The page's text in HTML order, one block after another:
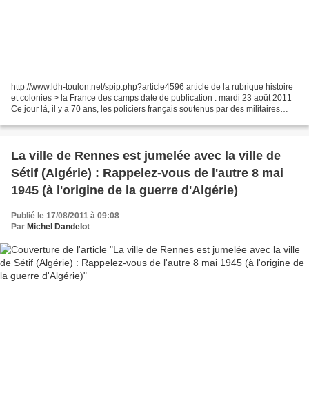
http://www.ldh-toulon.net/spip.php?article4596 article de la rubrique histoire
et colonies > la France des camps date de publication : mardi 23 août 2011
Ce jour là, il y a 70 ans, les policiers français soutenus par des militaires
La ville de Rennes est jumelée avec la ville de
Sétif (Algérie) : Rappelez-vous de l'autre 8 mai
1945 (à l'origine de la guerre d'Algérie)
Publié le 17/08/2011 à 09:08
Par Michel Dandelot